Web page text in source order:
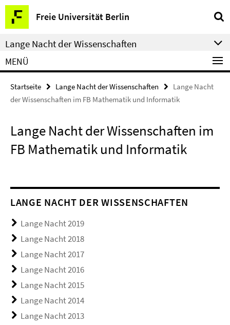
Springe
direkt
zu
Inhalt
Freie Universität Berlin
Service-
Navigation
Lange Nacht der Wissenschaften
MENÜ
Startseite Lange Nacht der Wissenschaften
Lange Nacht
der Wissenschaften im FB Mathematik und Informatik
Lange Nacht der Wissenschaften im
FB Mathematik und Informatik
LANGE NACHT DER WISSENSCHAFTEN
Lange Nacht 2019
Lange Nacht 2018
Lange Nacht 2017
Lange Nacht 2016
Lange Nacht 2015
Lange Nacht 2014
Lange Nacht 2013